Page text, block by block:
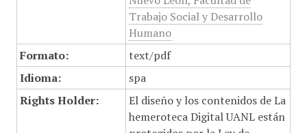
Trabajo Social y Desarrollo
Humano
Formato:
text/pdf
Idioma:
spa
Rights Holder:
El diseño y los contenidos de La
hemeroteca Digital UANL están